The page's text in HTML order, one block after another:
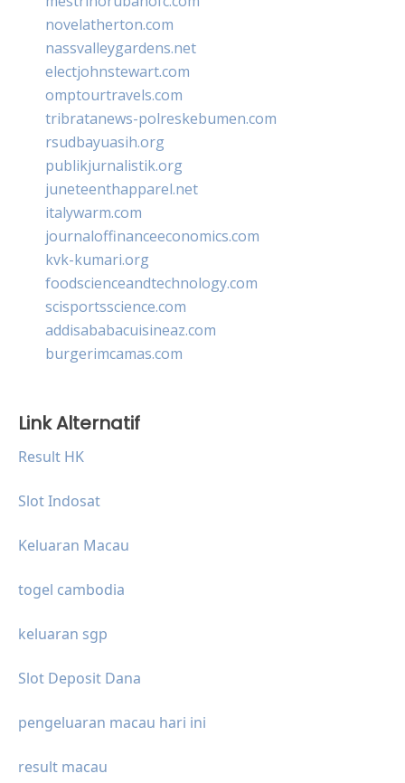
novelatherton.com
nassvalleygardens.net
electjohnstewart.com
omptourtravels.com
tribratanews-polreskebumen.com
rsudbayuasih.org
publikjurnalistik.org
juneteenthapparel.net
italywarm.com
journaloffinanceeconomics.com
kvk-kumari.org
foodscienceandtechnology.com
scisportsscience.com
addisababacuisineaz.com
burgerimcamas.com
Link Alternatif
Result HK
Slot Indosat
Keluaran Macau
togel cambodia
keluaran sgp
Slot Deposit Dana
pengeluaran macau hari ini
result macau